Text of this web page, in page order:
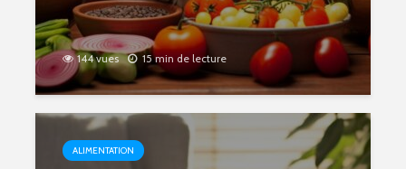
144 vues 15 min de lecture
ALIMENTATION